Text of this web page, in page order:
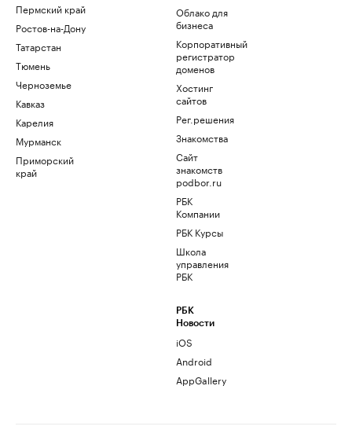
Пермский край
Ростов-на-Дону
Татарстан
Тюмень
Черноземье
Кавказ
Карелия
Мурманск
Приморский
край
Облако для
бизнеса
Корпоративный
регистратор
доменов
Хостинг
сайтов
Рег.решения
Знакомства
Сайт
знакомств
podbor.ru
РБК
Компании
РБК Курсы
Школа
управления
РБК
РБК
Новости
iOS
Android
AppGallery